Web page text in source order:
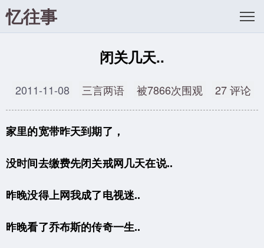
忆往事
闭关几天..
2011-11-08 三言两语 被7866次围观 27 评论
家里的宽带昨天到期了，
没时间去缴费先闭关戒网几天在说..
昨晚没得上网我成了电视迷..
昨晚看了乔布斯的传奇一生..